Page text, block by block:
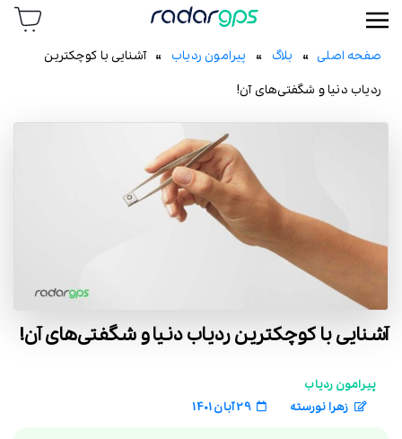
رادار جی پی اس
صفحه اصلی» بلاگ » پیرامون ردیاب
» آشنایی با کوچکترین
ردیاب دنیا و شگفتی‌های آن!
آشنایی با کوچکترین ردیاب دنیا و شگفتی‌های آن!
پیرامون ردیاب
زهرا نورسته
29 آبان 1401